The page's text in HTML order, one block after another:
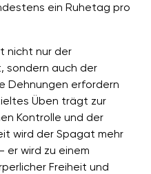
ein Ruhetag pro
nicht nur der
sondern auch der
Dehnungen erfordern
Üben trägt zur
Kontrolle und der
wird der Spagat mehr
er wird zu einem
Freiheit und